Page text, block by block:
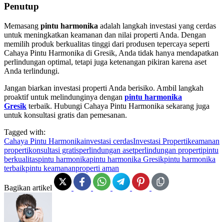
Penutup
Memasang pintu harmonika adalah langkah investasi yang cerdas
untuk meningkatkan keamanan dan nilai properti Anda. Dengan
memilih produk berkualitas tinggi dari produsen tepercaya seperti
Cahaya Pintu Harmonika di Gresik, Anda tidak hanya mendapatkan
perlindungan optimal, tetapi juga ketenangan pikiran karena aset
Anda terlindungi.
Jangan biarkan investasi properti Anda berisiko. Ambil langkah
proaktif untuk melindunginya dengan pintu harmonika
Gresik terbaik. Hubungi Cahaya Pintu Harmonika sekarang juga
untuk konsultasi gratis dan pemesanan.
Tagged with:
Cahaya Pintu Harmonikainvestasi cerdasInvestasi Propertikeamanan
propertikonsultasi gratisperlindungan asetperlindungan propertipintu
berkualitaspintu harmonikapintu harmonika Gresikpintu harmonika
terbaikpintu keamananproperti aman
Bagikan artikel